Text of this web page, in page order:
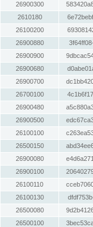
26900300
2610180
26100200
26900880
26900900
26900680
26900700
26700100
26900480
26900500
26100100
26500150
26900080
26900100
26100110
26100130
26500080
26500100